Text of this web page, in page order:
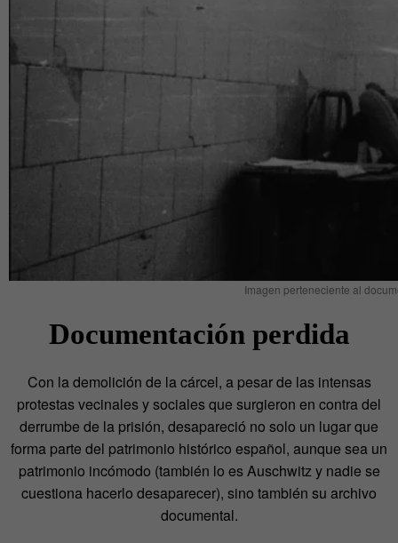
Imagen perteneciente al
Documentación perdida
Con la demolición de la cárcel, a pesar de las intensas
protestas vecinales y sociales que surgieron en contra del
derrumbe de la prisión, desapareció no solo un lugar que
forma parte del patrimonio histórico español, aunque sea un
patrimonio incómodo (también lo es Auschwitz y nadie se
cuestiona hacerlo desaparecer), sino también su archivo
documental.